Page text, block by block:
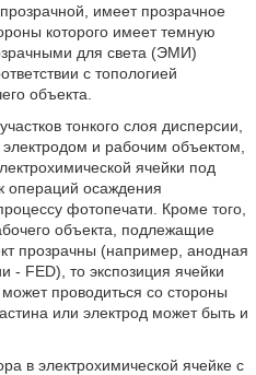
имеет прозрачное
которого имеет темную
для света (ЭМИ)
с топологией
объекта.
тонкого слоя дисперсии,
и рабочим объектом,
ячейки под
операций осаждения
фотопечати. Кроме того,
объекта, подлежащие
прозрачны (например, анодная
- FED), то экспозиция ячейки
проводиться со стороны
или электрод может быть и
в электрохимической ячейке с